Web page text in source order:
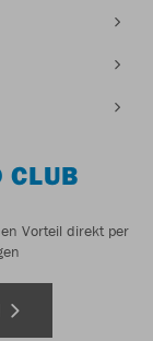
CLUB
Vorteil direkt per